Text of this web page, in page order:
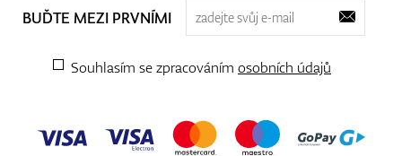
BUĎTE MEZI PRVNÍMI
Souhlasím se zpracováním osobních údajů